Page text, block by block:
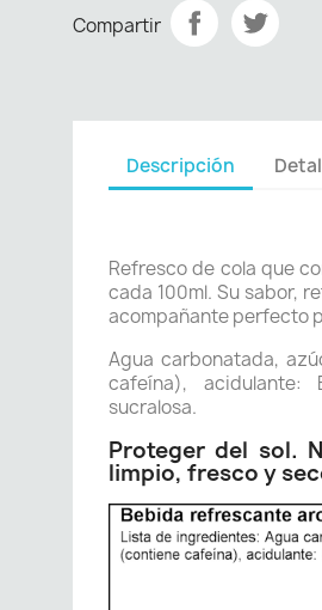
Compartir
Descripción
Refresco de cola que
cada 100ml. Su sabor,
acompañante perfecto
Agua carbonatada,
cafeína), acidulante:
sucralosa.
Proteger del sol.
limpio, fresco y